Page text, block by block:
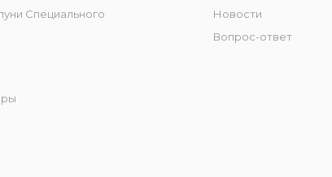
Специального
Новости
Вопрос-ответ